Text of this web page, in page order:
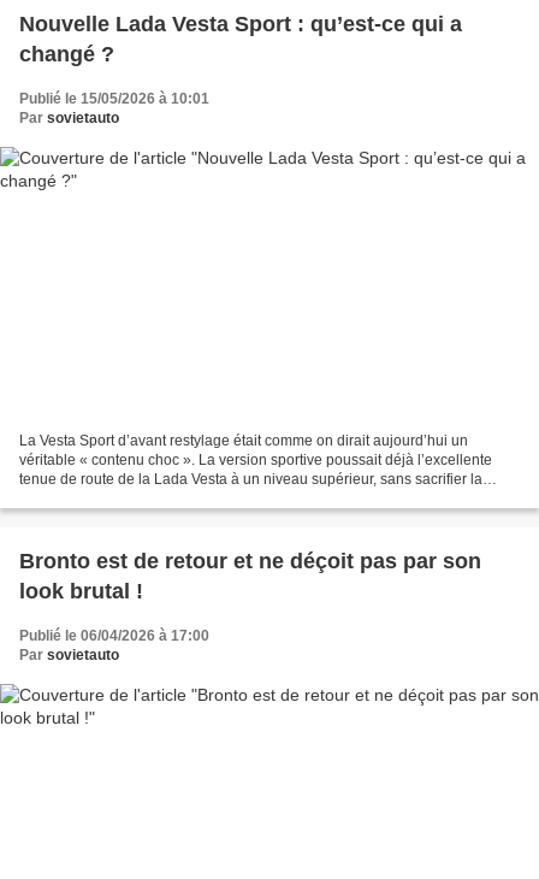
Nouvelle Lada Vesta Sport : qu’est-ce qui a
changé ?
Publié le 15/05/2026 à 10:01
Par sovietauto
La Vesta Sport d’avant restylage était comme on dirait aujourd’hui un
véritable « contenu choc ». La version sportive poussait déjà l’excellente
tenue de route de la Lada Vesta à un niveau supérieur, sans sacrifier la
Bronto est de retour et ne déçoit pas par son
look brutal !
Publié le 06/04/2026 à 17:00
Par sovietauto